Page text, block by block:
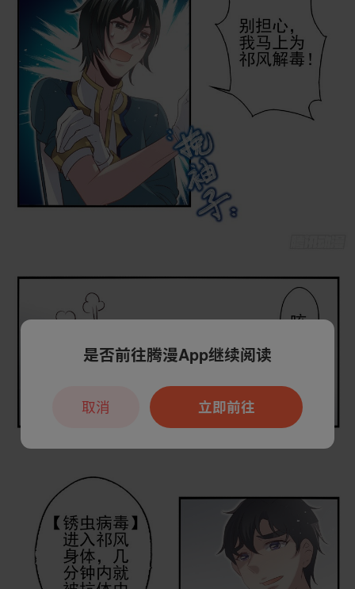
是否前往腾漫App继续阅读
立即前往
取消